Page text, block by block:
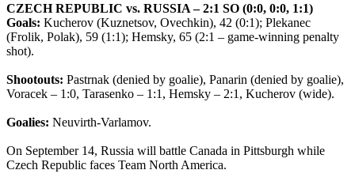
CZECH REPUBLIC vs. RUSSIA – 2:1 SO (0:0, 0:0, 1:1)
Goals: Kucherov (Kuznetsov, Ovechkin), 42 (0:1); Plekanec
(Frolik, Polak), 59 (1:1); Hemsky, 65 (2:1 – game-winning penalty
shot).
Shootouts: Pastrnak (denied by goalie), Panarin (denied by goalie),
Voracek – 1:0, Tarasenko – 1:1, Hemsky – 2:1, Kucherov (wide).
Goalies: Neuvirth-Varlamov.
On September 14, Russia will battle Canada in Pittsburgh while
Czech Republic faces Team North America.